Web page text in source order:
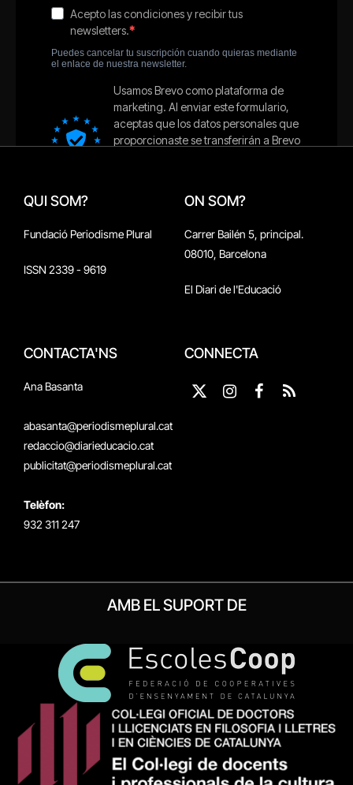
QUI SOM?
Fundació Periodisme Plural
ISSN 2339 - 9619
ON SOM?
Carrer Bailén 5, principal.
08010, Barcelona
El Diari de l'Educació
CONTACTA'NS
Ana Basanta
abasanta@periodismeplural.cat
redaccio@diarieducacio.cat
publicitat@periodismeplural.cat
Telèfon:
932 311 247
CONNECTA
X
Instagram
Facebook
RSS
AMB EL SUPORT DE